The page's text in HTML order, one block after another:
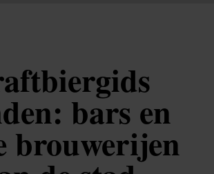
bars en
brouwerijen